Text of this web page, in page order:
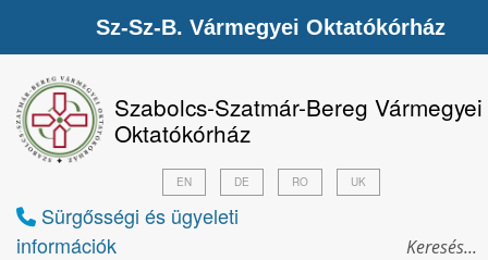
Szabolcs-Szatmár-Bereg Vármegyei
Oktatókórház
Sürgősségi és ügyeleti
információk
EN DE RO UK
Sz-Sz-B. Vármegyei Oktatókórház